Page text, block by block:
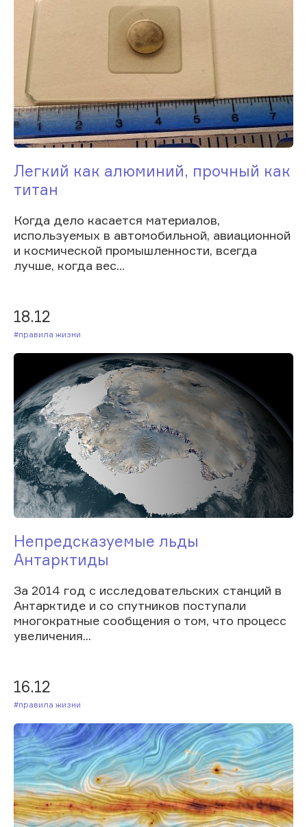
Легкий как алюминий, прочный как
титан
Когда дело касается материалов,
используемых в автомобильной, авиационной
и космической промышленности, всегда
лучше, когда вес...
18.12
#Правила жизни
Непредсказуемые льды
Антарктиды
За 2014 год с исследовательских станций в
Антарктиде и со спутников поступали
многократные сообщения о том, что процесс
увеличения...
16.12
#Правила жизни